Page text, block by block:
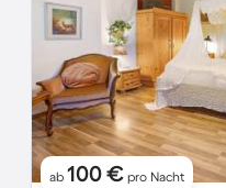
ab 100 € pro Nacht